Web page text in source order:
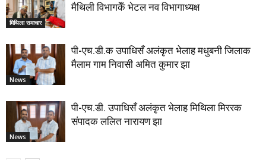
मिथिला समाचार
मैथिली विभागकेँ भेटल नव विभागाध्यक्ष
News
पी-एच.डी.क उपाधिसँ अलंकृत भेलाह मधुबनी जिलाक
मैलाम गाम निवासी अमित कुमार झा
News
पी-एच.डी. उपाधिसँ अलंकृत भेलाह मिथिला मिररक
संपादक ललित नारायण झा